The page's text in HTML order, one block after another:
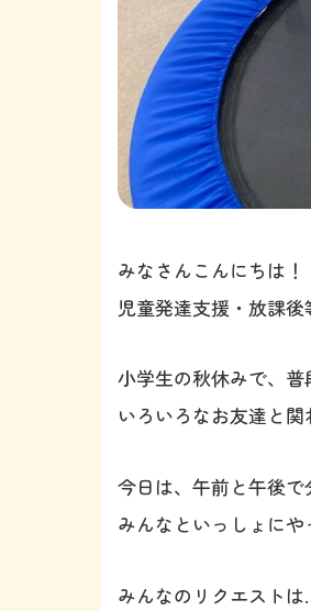
みなさんこんにちは！
児童発達支援・放課
小学生の秋休みで、
いろいろなお友達と
今日は、午前と午後で
みんなといっしょに
みんなのリクエストは